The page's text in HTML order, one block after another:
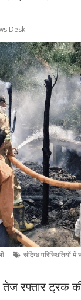
Desk
संदिग्ध परिस्थितियों
रफ्तार ट्रक